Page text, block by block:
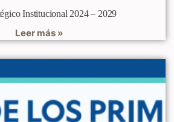
Institucional 2024 – 2029
Leer más »